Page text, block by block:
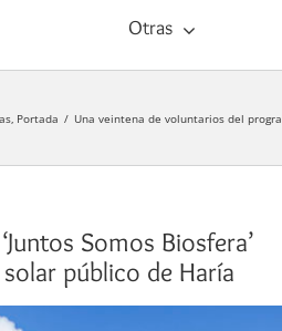
Otras
Portada Una veintena de voluntarios del
Somos Biosfera’
público de Haría